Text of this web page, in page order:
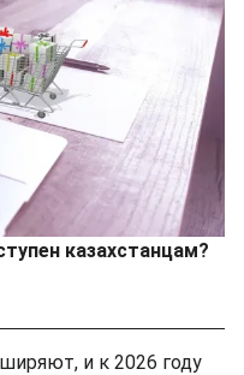
казахстанцам?
и к 2026 году